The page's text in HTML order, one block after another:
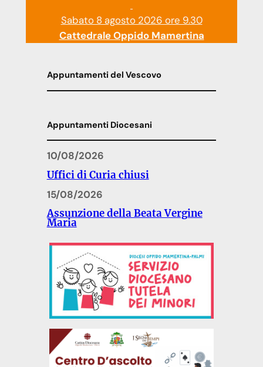
Sabato 8 agosto 2026 ore 9.30
Cattedrale Oppido Mamertina
Appuntamenti del Vescovo
Appuntamenti Diocesani
10/08/2026
Uffici di Curia chiusi
15/08/2026
Assunzione della Beata Vergine
Maria